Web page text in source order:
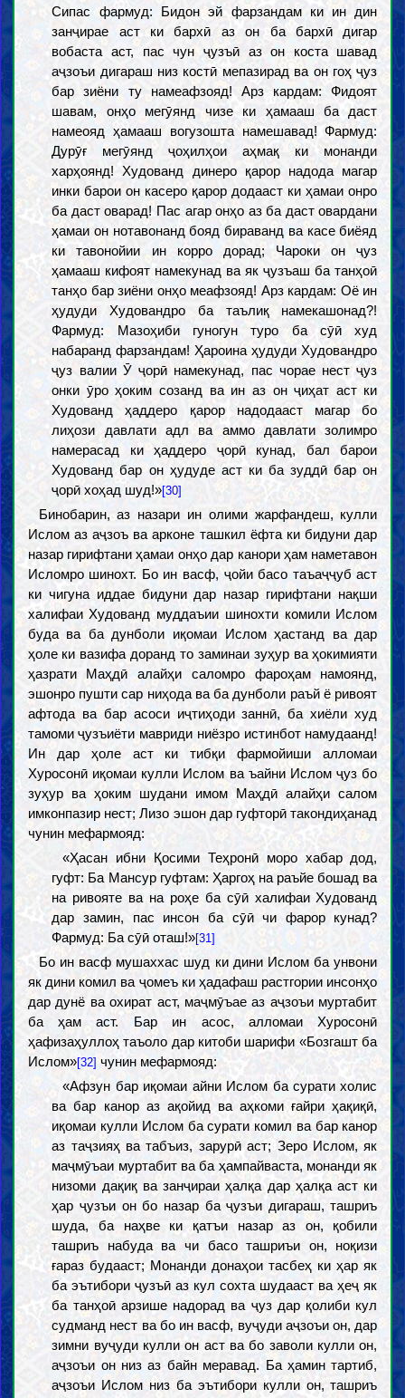
Сипас фармуд: Бидон эй фарзандам ки ин дин
занҷирае аст ки бархӣ аз он ба бархӣ дигар
вобаста аст, пас чун ҷузъӣ аз он коста шавад
аҷзоъи дигараш низ костӣ мепазирад ва он гоҳ ҷуз
бар зиёни ту намеафзояд! Арз кардам: Фидоят
шавам, онҳо мегӯянд чизе ки ҳамааш ба даст
намеояд ҳамааш вогузошта намешавад! Фармуд:
Дурӯғ мегӯянд ҷоҳилҳои аҳмақ ки монанди
харҳоянд! Худованд динеро қарор надода магар
инки барои он касеро қарор додааст ки ҳамаи онро
ба даст оварад! Пас агар онҳо аз ба даст овардани
ҳамаи он нотавонанд бояд бираванд ва касе биёяд
ки тавонойии ин корро дорад; Чароки он ҷуз
ҳамааш кифоят намекунад ва як ҷузъаш ба танҳоӣ
танҳо бар зиёни онҳо меафзояд! Арз кардам: Оё ин
ҳудуди Худовандро ба таълиқ намекашонад?!
Фармуд: Мазоҳиби гуногун туро ба сӯӣ худ
набаранд фарзандам! Ҳароина ҳудуди Худовандро
ҷуз валии Ӯ ҷорӣ намекунад, пас чорае нест ҷуз
онки ӯро ҳоким созанд ва ин аз он ҷиҳат аст ки
Худованд ҳаддеро қарор надодааст магар бо
лиҳози давлати адл ва аммо давлати золимро
намерасад ки ҳаддеро ҷорӣ кунад, бал барои
Худованд бар он ҳудуде аст ки ба зуддӣ бар он
ҷорӣ хоҳад шуд!»[30]
Бинобарин, аз назари ин олими жарфандеш, кулли
Ислом аз аҷзоъ ва арконе ташкил ёфта ки бидуни дар
назар гирифтани ҳамаи онҳо дар канори ҳам наметавон
Исломро шинохт. Бо ин васф, ҷойи басо таъаҷҷуб аст
ки чигуна иддае бидуни дар назар гирифтани нақши
халифаи Худованд муддаъии шинохти комили Ислом
буда ва ба дунболи иқомаи Ислом ҳастанд ва дар
ҳоле ки вазифа доранд то заминаи зуҳур ва ҳокимияти
ҳазрати Маҳдӣ алайҳи саломро фароҳам намоянд,
эшонро пушти сар ниҳода ва ба дунболи раъй ё ривоят
афтода ва бар асоси иҷтиҳоди заннӣ, ба хиёли худ
тамоми ҷузъиёти мавриди ниёзро истинбот намудаанд!
Ин дар ҳоле аст ки тибқи фармойиши алломаи
Хуросонӣ иқомаи кулли Ислом ва ъайни Ислом ҷуз бо
зуҳур ва ҳоким шудани имом Маҳдӣ алайҳи салом
имконпазир нест; Лизо эшон дар гуфторӣ такондиҳанад
чунин мефармояд:
«Ҳасан ибни Қосими Теҳронӣ моро хабар дод,
гуфт: Ба Мансур гуфтам: Ҳаргоҳ на раъйе бошад ва
на ривояте ва на роҳе ба сӯӣ халифаи Худованд
дар замин, пас инсон ба сӯӣ чи фарор кунад?
Фармуд: Ба сӯӣ оташ!»[31]
Бо ин васф мушаххас шуд ки дини Ислом ба унвони
як дини комил ва ҷомеъ ки ҳадафаш растгории инсонҳо
дар дунё ва охират аст, маҷмӯъае аз аҷзоъи муртабит
ба ҳам аст. Бар ин асос, алломаи Хуросонӣ
ҳафизаҳуллоҳ таъоло дар китоби шарифи «Бозгашт ба
Ислом»[32] чунин мефармояд:
«Афзун бар иқомаи айни Ислом ба сурати холис
ва бар канор аз ақойид ва аҳкоми ғайри ҳақиқӣ,
иқомаи кулли Ислом ба сурати комил ва бар канор
аз таҷзияҳ ва табъиз, зарурӣ аст; Зеро Ислом, як
маҷмӯъаи муртабит ва ба ҳампайваста, монанди як
низоми дақиқ ва занҷираи ҳалқа дар ҳалқа аст ки
ҳар ҷузъи он бо назар ба ҷузъи дигараш, ташриъ
шуда, ба наҳве ки қатъи назар аз он, қобили
ташриъ набуда ва чи басо ташриъи он, ноқизи
ғараз будааст; Монанди донаҳои тасбеҳ ки ҳар як
ба эътибори ҷузъӣ аз кул сохта шудааст ва ҳеҷ як
ба танҳоӣ арзише надорад ва ҷуз дар қолиби кул
судманд нест ва бо ин васф, вуҷуди аҷзоъи он, дар
зимни вуҷуди кулли он аст ва бо заволи кулли он,
аҷзоъи он низ аз байн меравад. Ба ҳамин тартиб,
аҷзоъи Ислом низ ба эътибори кулли он, ташриъ